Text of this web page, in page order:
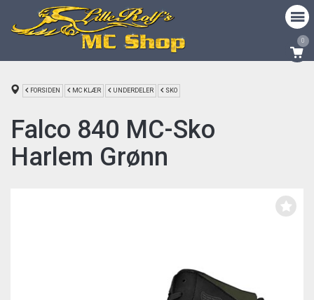
0
FORSIDEN MC KLÆR UNDERDELER SKO
Falco 840 MC-Sko
Harlem Grønn